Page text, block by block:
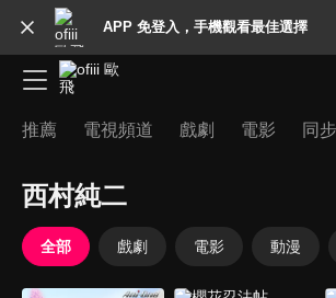
APP 免登入，手機觀看最佳選擇
推薦 電視頻道 戲劇 電影 同
西村純二
全部 戲劇 電影 動漫